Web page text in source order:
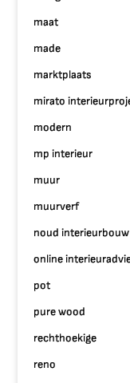
maat
made
marktplaats
mirato
modern
mp interieur
muur
muurverf
noud interieurbouw
online
pot
pure wood
rechthoekige
reno